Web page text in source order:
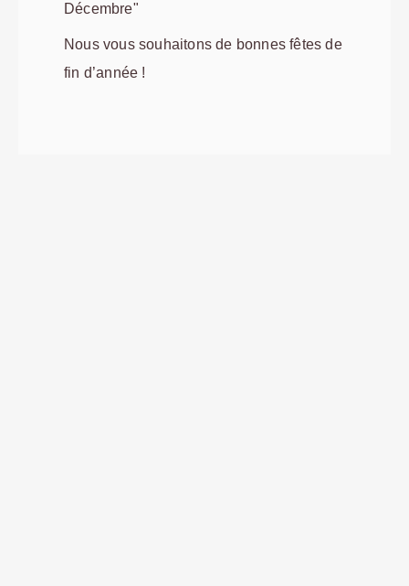
Décembre"
Nous vous souhaitons de bonnes fêtes de
fin d’année !